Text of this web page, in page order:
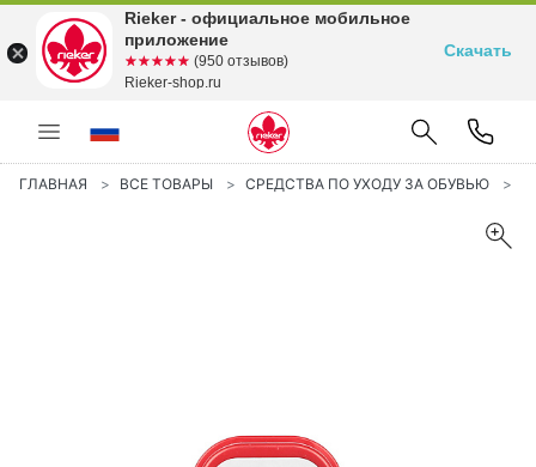
ГЛАВНАЯ ВСЕ ТОВАРЫ СРЕДСТВА ПО УХОДУ ЗА ОБУВЬЮ
Rieker - официальное мобильное
приложение
☆☆☆☆☆
★★★★★ (950 отзывов)
Rieker-shop.ru
Скачать